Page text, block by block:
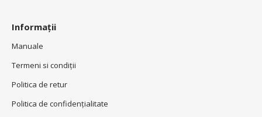
Informații
Manuale
Termeni si condiţii
Politica de retur
Politica de confidenţialitate